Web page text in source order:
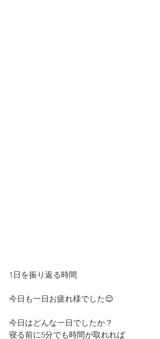
1日を振り返る時間
今日も一日お疲れ様でした😌
今日はどんな一日でしたか？
寝る前に5分でも時間が取れれば